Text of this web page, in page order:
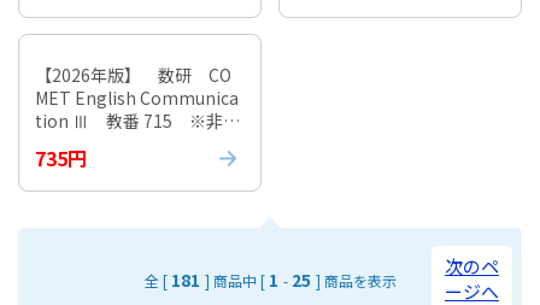
【2026年版】 数研 CO
MET English Communica
tion Ⅲ 教番 715 ※非課
735円
全 [ 181 ] 商品中 [ 1 - 25 ] 商品を表示
次のペ
ージへ